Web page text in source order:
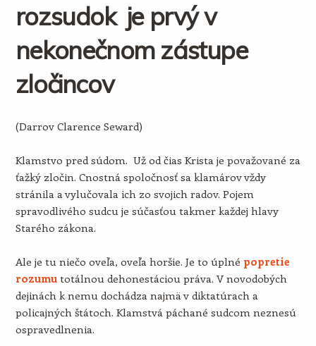
rozsudok je prvý v
nekonečnom zástupe
zločincov
(Darrov Clarence Seward)
Klamstvo pred súdom. Už od čias Krista je považované za
ťažký zločin. Cnostná spoločnosť sa klamárov vždy
stránila a vylučovala ich zo svojich radov. Pojem
spravodlivého sudcu je súčasťou takmer každej hlavy
Starého zákona.
Ale je tu niečo oveľa, oveľa horšie. Je to úplné popretie
rozumutotálnou dehonestáciou práva. V novodobých
dejinách k nemu dochádza najmä v diktatúrach a
policajných štátoch. Klamstvá páchané sudcom neznesú
ospravedlnenia.